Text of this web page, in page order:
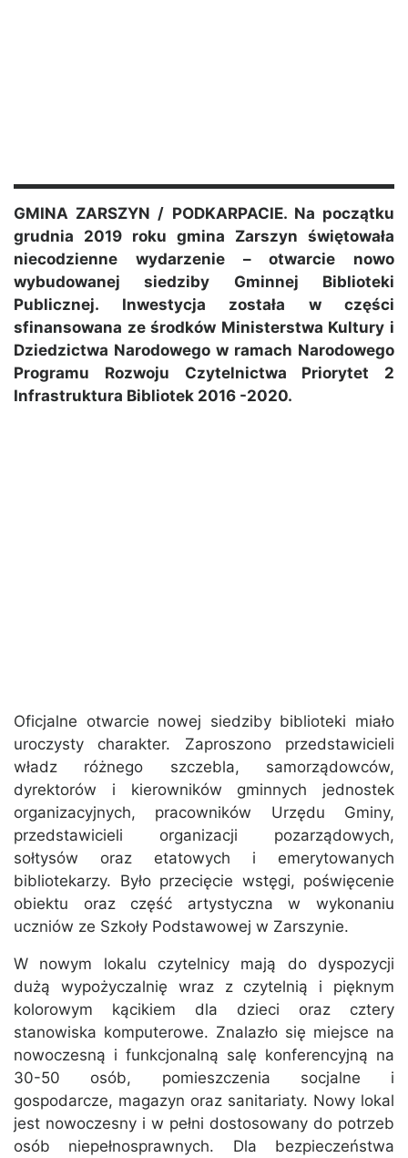
GMINA ZARSZYN / PODKARPACIE. Na początku
grudnia 2019 roku gmina Zarszyn świętowała
niecodzienne wydarzenie – otwarcie nowo
wybudowanej siedziby Gminnej Biblioteki
Publicznej. Inwestycja została w części
sfinansowana ze środków Ministerstwa Kultury i
Dziedzictwa Narodowego w ramach Narodowego
Programu Rozwoju Czytelnictwa Priorytet 2
Infrastruktura Bibliotek 2016 -2020.
Oficjalne otwarcie nowej siedziby biblioteki miało
uroczysty charakter. Zaproszono przedstawicieli
władz różnego szczebla, samorządowców,
dyrektorów i kierowników gminnych jednostek
organizacyjnych, pracowników Urzędu Gminy,
przedstawicieli organizacji pozarządowych,
sołtysów oraz etatowych i emerytowanych
bibliotekarzy. Było przecięcie wstęgi, poświęcenie
obiektu oraz część artystyczna w wykonaniu
uczniów ze Szkoły Podstawowej w Zarszynie.
W nowym lokalu czytelnicy mają do dyspozycji
dużą wypożyczalnię wraz z czytelnią i pięknym
kolorowym kącikiem dla dzieci oraz cztery
stanowiska komputerowe. Znalazło się miejsce na
nowoczesną i funkcjonalną salę konferencyjną na
30-50 osób, pomieszczenia socjalne i
gospodarcze, magazyn oraz sanitariaty. Nowy lokal
jest nowoczesny i w pełni dostosowany do potrzeb
osób niepełnosprawnych. Dla bezpieczeństwa